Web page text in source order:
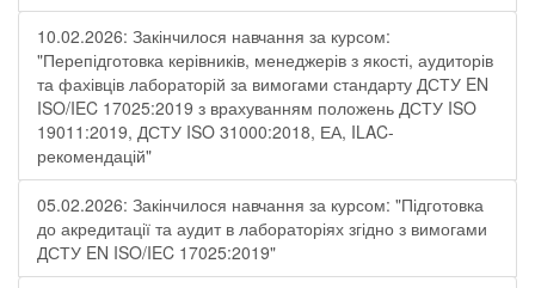
10.02.2026: Закінчилося навчання за курсом:
"Перепідготовка керівників, менеджерів з якості, аудиторів
та фахівців лабораторій за вимогами стандарту ДСТУ EN
ISO/IEC 17025:2019 з врахуванням положень ДСТУ ISO
19011:2019, ДСТУ ISO 31000:2018, ЕА, ILAC-
рекомендацій"
05.02.2026: Закінчилося навчання за курсом: "Підготовка
до акредитації та аудит в лабораторіях згідно з вимогами
ДСТУ EN ISO/IEC 17025:2019"